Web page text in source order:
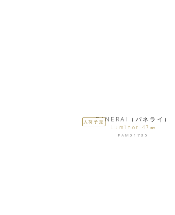
入荷予定PANERAI（パネライ）
Luminor 47㎜
PAM01735